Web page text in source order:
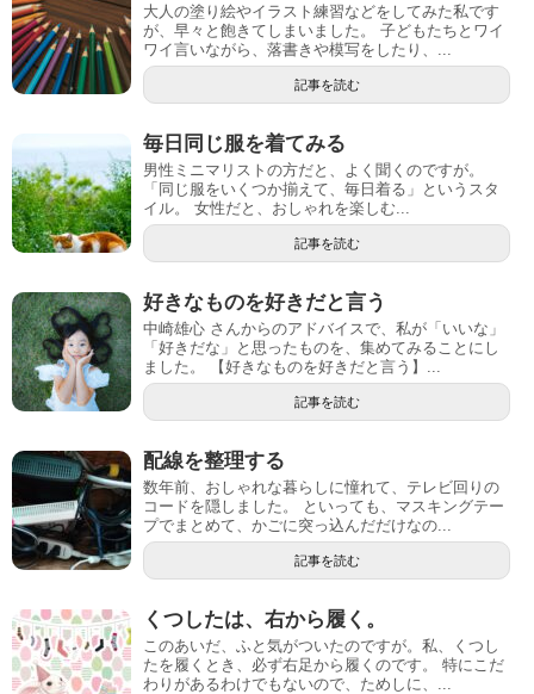
大人の塗り絵やイラスト練習などをしてみた私です
が、早々と飽きてしまいました。 子どもたちとワイ
ワイ言いながら、落書きや模写をしたり、...
記事を読む
毎日同じ服を着てみる
男性ミニマリストの方だと、よく聞くのですが。
「同じ服をいくつか揃えて、毎日着る」というスタ
イル。 女性だと、おしゃれを楽しむ...
記事を読む
好きなものを好きだと言う
中崎雄心 さんからのアドバイスで、私が「いいな」
「好きだな」と思ったものを、集めてみることにし
ました。 【好きなものを好きだと言う】...
記事を読む
配線を整理する
数年前、おしゃれな暮らしに憧れて、テレビ回りの
コードを隠しました。 といっても、マスキングテー
プでまとめて、かごに突っ込んだだけなの...
記事を読む
くつしたは、右から履く。
このあいだ、ふと気がついたのですが。私、くつし
たを履くとき、必ず右足から履くのです。 特にこだ
わりがあるわけでもないので、ためしに、...